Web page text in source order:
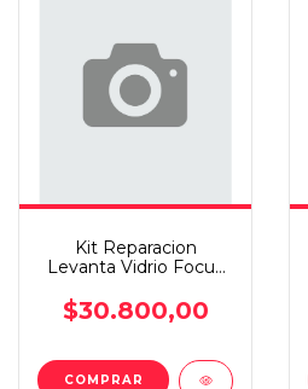
Kit Reparacion
Levanta Vidrio Focus
$30.800,00
COMPRAR